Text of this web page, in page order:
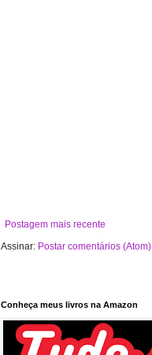
Postagem mais recente
Assinar: Postar comentários (Atom)
Conheça meus livros na Amazon